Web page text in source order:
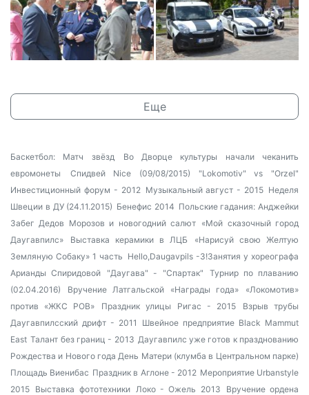
Еще
Баскетбол: Матч звёзд
Во Дворце культуры начали чеканить
евромонеты
Спидвей Nice (09/08/2015) "Lokomotiv" vs "Orzel"
Инвестиционный форум - 2012 Музыкальный август - 2015 Неделя
Швеции в ДУ (24.11.2015) Бенефис 2014 Польские гадания: Анджейки
Забег Дедов Морозов и новогодний салют
«Мой сказочный город
Даугавпилс»
Выставка керамики в ЛЦБ
«Нарисуй свою Желтую
Земляную Собаку» 1 часть Hello,Daugavpils -3!Занятия у хореографа
Арианды Спиридовой
"Даугава" - "Спартак"
Турнир по плаванию
(02.04.2016)
Вручение Латгальской «Награды года»
«Локомотив»
против «ЖКС РОВ»
Праздник улицы Ригас - 2015
Взрыв трубы
Даугавпилсский дрифт - 2011
Швейное предприятие Black Mammut
East Талант без границ - 2013 Даугавпилс уже готов к празднованию
Рождества и Нового годаДень Матери (клумба в Центральном парке)
Площадь Виенибас Праздник в Аглоне - 2012 Мероприятие Urbanstyle
2015 Выставка фототехники Локо - Ожель 2013
Вручение ордена